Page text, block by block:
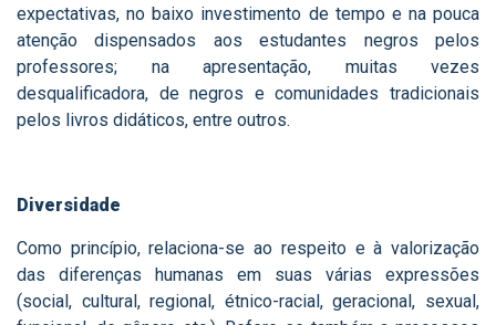
expectativas, no baixo investimento de tempo e na pouca
atenção dispensados aos estudantes negros pelos
professores; na apresentação, muitas vezes
desqualificadora, de negros e comunidades tradicionais
pelos livros didáticos, entre outros.
Diversidade
Como princípio, relaciona-se ao respeito e à valorização
das diferenças humanas em suas várias expressões
(social, cultural, regional, étnico-racial, geracional, sexual,